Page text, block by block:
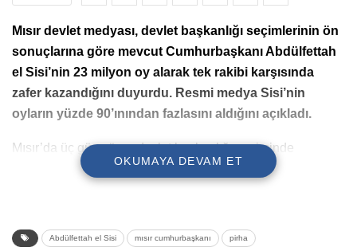
Mısır devlet medyası, devlet başkanlığı seçimlerinin ön
sonuçlarına göre mevcut Cumhurbaşkanı Abdülfettah
el Sisi’nin 23 milyon oy alarak tek rakibi karşısında
zafer kazandığını duyurdu. Resmi medya Sisi’nin
oyların yüzde 90’ınından fazlasını aldığını açıkladı.
Mısır’da üç gün süren devlet başkanlığı seçiminde
karşısında ciddi rakibi olmayan Sisi’nin dört yıllık ikinci
yüzde 92’sini alan Sisi’ye 23 milyon kişi oy verdi.
OKUMAYA DEVAM ET
Abdülfettah el Sisi mısır cumhurbaşkanı pirha